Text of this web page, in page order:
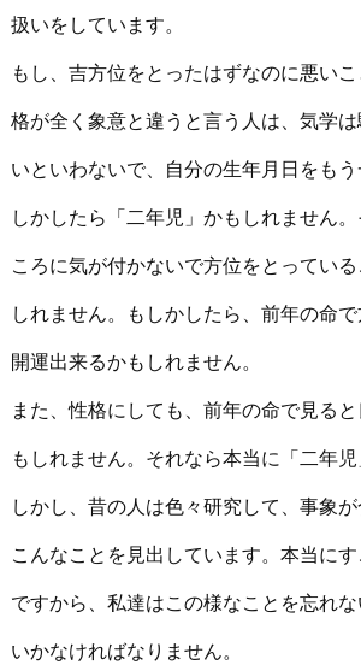
扱いをしています。
もし、吉方位をとったはずなのに悪い
格が全く象意と違うと言う人は、気学
いといわないで、自分の生年月日をも
しかしたら「二年児」かもしれません
ころに気が付かないで方位をとってい
しれません。もしかしたら、前年の命
開運出来るかもしれません。
また、性格にしても、前年の命で見る
もしれません。それなら本当に「二年児
しかし、昔の人は色々研究して、事象が
こんなことを見出しています。本当にす
ですから、私達はこの様なことを忘れ
いかなければなりません。